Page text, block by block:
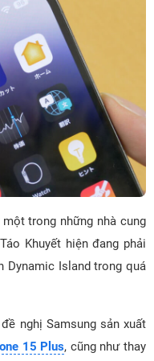
trong những nhà cung
Khuyết hiện đang phải
Dynamic Island trong quá
nghị Samsung sản xuất
15 Plus, cũng như thay